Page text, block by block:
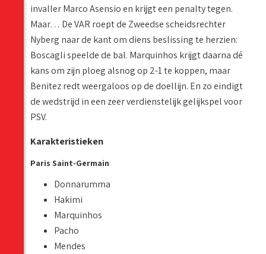
invaller Marco Asensio en krijgt een penalty tegen.
Maar… De VAR roept de Zweedse scheidsrechter
Nyberg naar de kant om diens beslissing te herzien:
Boscagli speelde de bal. Marquinhos krijgt daarna dé
kans om zijn ploeg alsnog op 2-1 te koppen, maar
Benitez redt weergaloos op de doellijn. En zo eindigt
de wedstrijd in een zeer verdienstelijk gelijkspel voor
PSV.
Karakteristieken
Paris Saint-Germain
Donnarumma
Hakimi
Marquinhos
Pacho
Mendes